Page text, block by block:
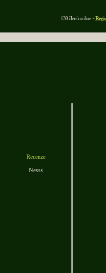
130 členů online~
Recenze
Nesss